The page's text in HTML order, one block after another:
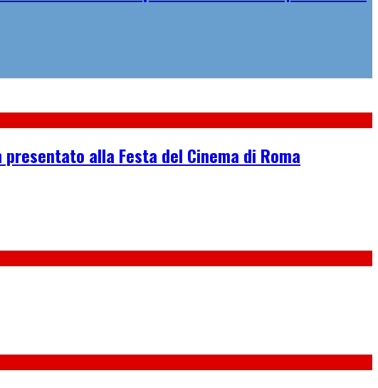
alla Festa del Cinema di Roma